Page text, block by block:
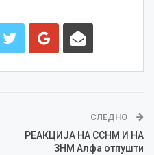
СЛЕДНО
РЕАКЦИЈА НА ССНМ И НА
ЗНМ Алфа отпушти